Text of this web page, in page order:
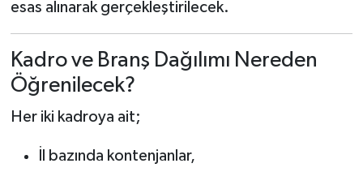
esas alınarak gerçekleştirilecek.
Kadro ve Branş Dağılımı Nereden
Öğrenilecek?
Her iki kadroya ait;
İl bazında kontenjanlar,